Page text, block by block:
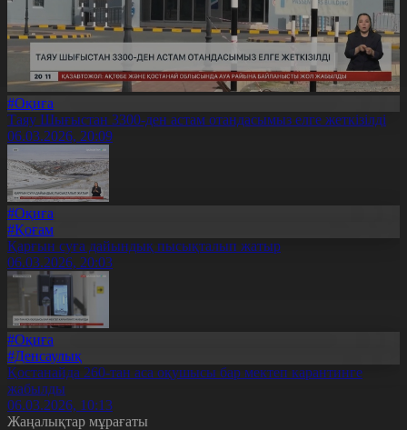
#Оқиға
Таяу Шығыстан 3300-ден астам отандасымыз елге жеткізілді
06.03.2026, 20:09
#Оқиға
#Қоғам
Қарғын суға дайындық пысықталып жатыр
06.03.2026, 20:03
#Оқиға
#Денсаулық
Қостанайда 260-тан аса оқушысы бар мектеп карантинге
жабылды
06.03.2026, 10:13
Жаңалықтар мұрағаты